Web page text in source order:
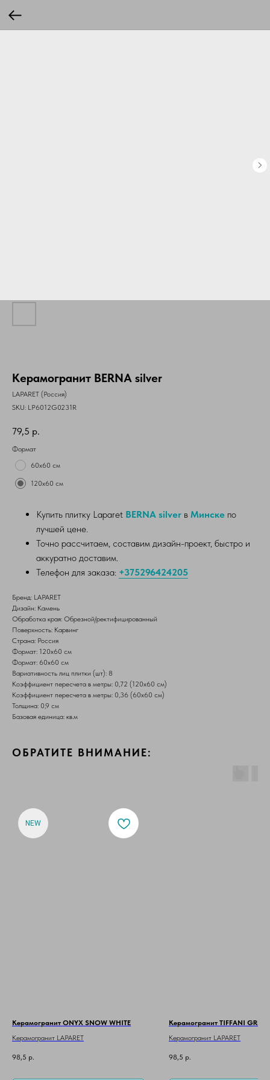
Керамогранит BERNA silver
LAPARET (Россия)
SKU: LP6012G0231R
79,5 р.
Формат
60х60 см
120х60 см
Купить плитку Laparet BERNA silver в Минске по
лучшей цене.
Точно рассчитаем, составим дизайн-проект, быстро и
аккуратно доставим.
Телефон для заказа: +375296424205
Бренд: LAPARET
Дизайн: Камень
Обработка края: Обрезной/ректифицированный
Поверхность: Карвинг
Страна: Россия
Формат: 120х60 см
Формат: 60х60 см
Вариативность лиц плитки (шт): 8
Коэффициент пересчета в метры: 0,72 (120х60 см)
Коэффициент пересчета в метры: 0,36 (60х60 см)
Толщина: 0,9 см
Базовая единица: кв.м
ОБРАТИТЕ ВНИМАНИЕ:
NEW
Керамогранит ONYX SNOW WHITE
Керамогранит LAPARET
98,5 р.
Керамогранит TIFFANI GREY
Керамогранит LAPARET
98,5 р.